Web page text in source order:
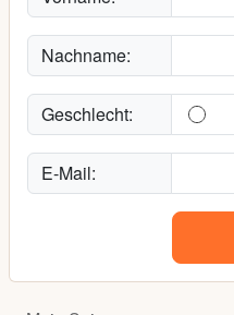
Nachname:
Geschlecht:
E-Mail: